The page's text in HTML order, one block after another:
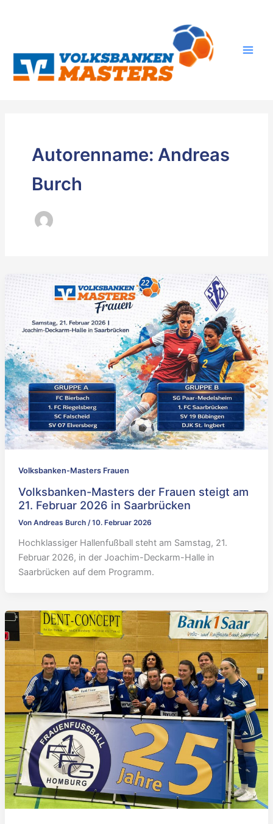
Autorenname: Andreas
Burch
Volksbanken-Masters Frauen
Volksbanken-Masters der Frauen steigt am
21. Februar 2026 in Saarbrücken
Von Andreas Burch /10. Februar 2026
Hochklassiger Hallenfußball steht am Samstag, 21.
Februar 2026, in der Joachim-Deckarm-Halle in
Saarbrücken auf dem Programm.